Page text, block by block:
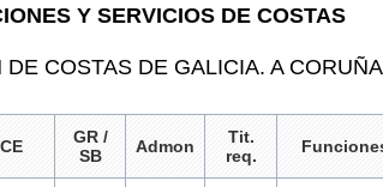
Y SERVICIOS DE COSTAS
DE COSTAS DE GALICIA. A CORUÑA
CE
GR /
SB
Admon
Tit.
req.